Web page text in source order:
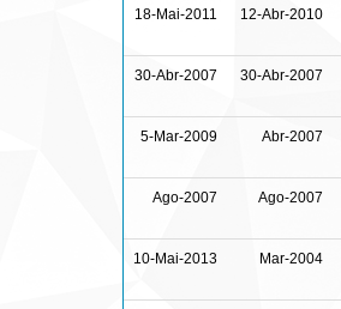
18-Mai-2011 12-Abr-2010
30-Abr-2007 30-Abr-2007
5-Mar-2009 Abr-2007
Ago-2007 Ago-2007
10-Mai-2013 Mar-2004